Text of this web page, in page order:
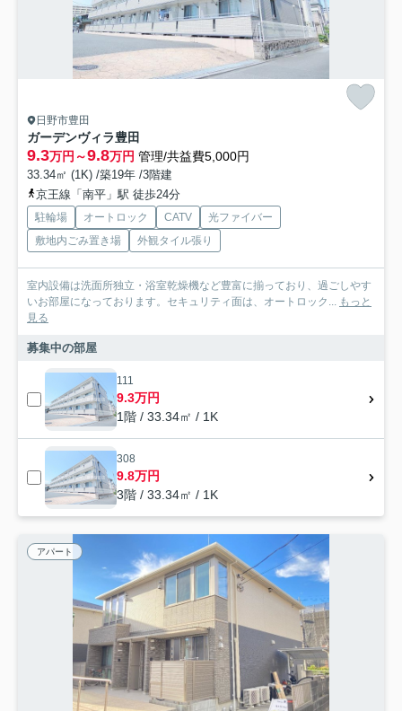
日野市豊田
ガーデンヴィラ豊田
9.3万円～9.8万円 管理/共益費5,000円
33.34㎡ (1K) /築19年 /3階建
京王線「南平」駅 徒歩24分
駐輪場 オートロック CATV
光ファイバー
敷地内ごみ置き場
外観タイル張り
室内設備は洗面所独立・浴室乾燥機など豊富に揃っており、過ごしやす
いお部屋になっております。セキュリティ面は、オートロック... もっと
見る
募集中の部屋
111
9.3万円
1階 / 33.34㎡ / 1K
308
9.8万円
3階 / 33.34㎡ / 1K
アパート